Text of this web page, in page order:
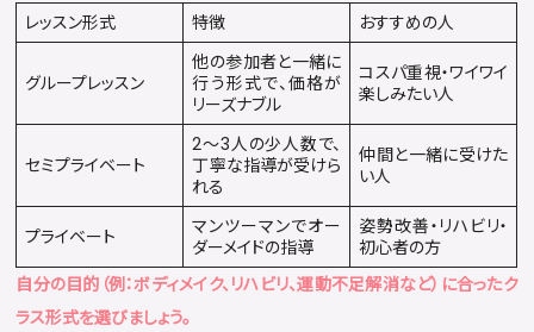
レッスン形式
特徴 おすすめの人
グループレッスン
他の参加者と一緒に
行う形式で、価格が
リーズナブル
コスパ重視・ワイワイ
楽しみたい人
セミプライベート
2〜3人の少人数で、
丁寧な指導が受けら
れる
仲間と一緒に受けた
い人
プライベート
マンツーマンでオー
ダーメイドの指導
姿勢改善・リハビリ・
初心者の方
自分の目的（例：ボディメイク、リハビリ、運動不足解消など）に合ったク
ラス形式を選びましょう。